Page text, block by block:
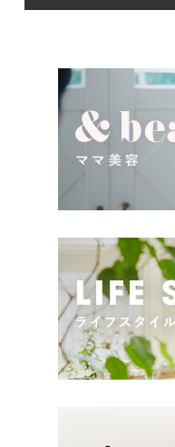
るものをプレゼントした